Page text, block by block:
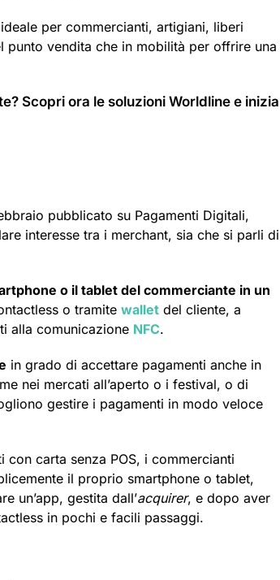
per commercianti, artigiani, liberi
vendita che in mobilità per offrire una
Scopri ora le soluzioni Worldline e inizia
pubblicato su Pagamenti Digitali,
interesse tra i merchant, sia che si parli di
o il tablet del commerciante in un
o tramite wallet del cliente, a
alla comunicazione NFC.
in grado di accettare pagamenti anche in
nei mercati all’aperto o i festival, o di
gestire i pagamenti in modo veloce
carta senza POS, i commercianti
il proprio smartphone o tablet,
un’app, gestita dall’acquirer, e dopo aver
in pochi e facili passaggi.